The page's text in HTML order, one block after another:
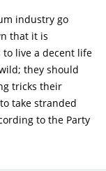
industry go
that it is
to live a decent life
they should
tricks their
take stranded
to the Party